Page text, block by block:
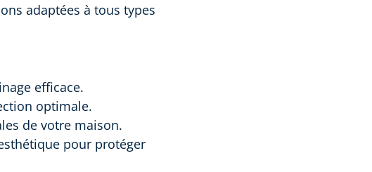
adaptées à tous types
efficace.
optimale.
de votre maison.
pour protéger